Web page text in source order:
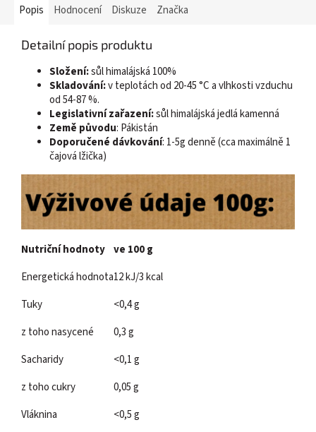
Popis Hodnocení Diskuze Značka
Detailní popis produktu
Složení:sůl himalájská 100%
Skladování:v teplotách od 20-45 °C a vlhkosti vzduchu
od 54-87 %.
Legislativní zařazení:sůl himalájská jedlá kamenná
Země původu: Pákistán
Doporučené dávkování: 1-5g denně (cca maximálně 1
čajová lžička)
Nutriční hodnoty ve 100 g
Energetická hodnota12 kJ/3 kcal
Tuky
<0,4 g
z toho nasycené
0,3 g
Sacharidy
<0,1 g
z toho cukry
0,05 g
Vláknina
<0,5 g